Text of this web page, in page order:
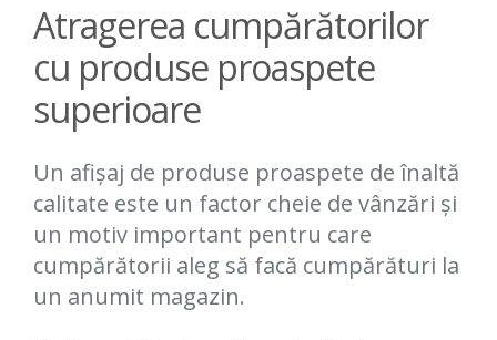
Atragerea cumpărătorilor
cu produse proaspete
superioare
Un afișaj de produse proaspete de înaltă
calitate este un factor cheie de vânzări și
un motiv important pentru care
cumpărătorii aleg să facă cumpărături la
un anumit magazin.